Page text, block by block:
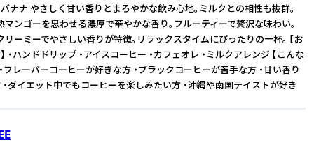
ナナ やさしく甘い香りとまろやかな飲み心地。ミルクとの相性も抜群。
ンゴーを思わせる濃厚で華やかな香り。フルーティーで贅沢な味わい。
ーミーでやさしい香りが特徴。リラックスタイムにぴったりの一杯。 【お
・ハンドドリップ ・アイスコーヒー ・カフェオレ ・ミルクアレンジ 【こんな
フレーバーコーヒーが好きな方 ・ブラックコーヒーが苦手な方 ・甘い香り
ダイエット中でもコーヒーを楽しみたい方 ・沖縄や南国テイストが好き